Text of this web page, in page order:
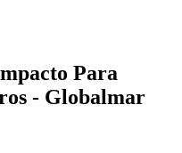
Para
- Globalmar